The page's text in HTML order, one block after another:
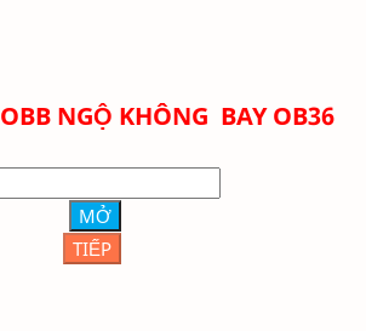
OBB NGỘ KHÔNG BAYOB36
MỞ
TIẾP